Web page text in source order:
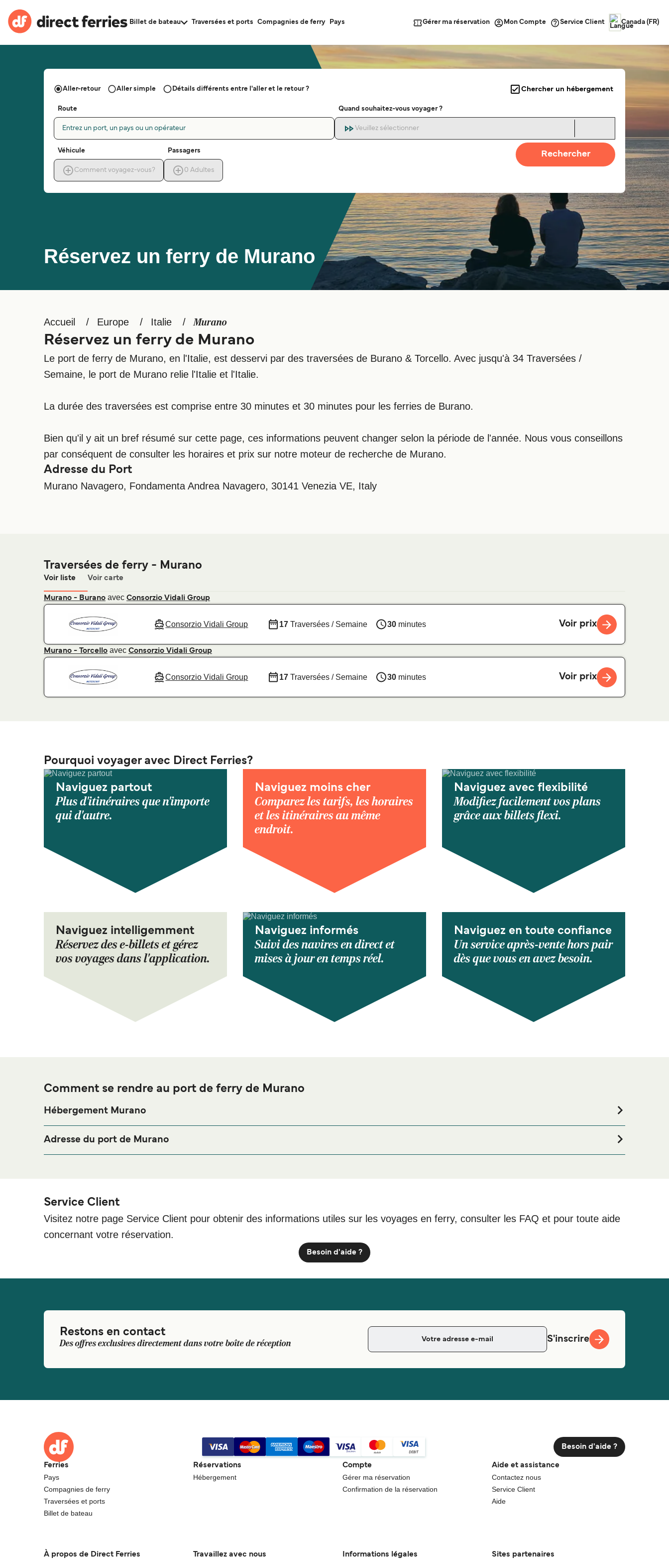
Billet de bateau Traversées et ports Compagnies de ferry Pays Gérer ma réservation Mon Compte Service Client Canada (FR)
Réservez un ferry de Murano
Aller-retour Aller simple Détails différents entre l'aller et le retour ? Chercher un hébergement
Route
Entrez un port, un pays ou un opérateur
Quand souhaitez-vous voyager ?
Veuillez sélectionner
Véhicule
Comment voyagez-vous?
Passagers
0 Adultes
Rechercher
Accueil Europe Italie Murano
Réservez un ferry de Murano
Le port de ferry de Murano, en l'Italie, est desservi par des traversées de Burano & Torcello. Avec jusqu'à 34 Traversées /
Semaine, le port de Murano relie l'Italie et l'Italie.
La durée des traversées est comprise entre 30 minutes et 30 minutes pour les ferries de Burano.
Bien qu'il y ait un bref résumé sur cette page, ces informations peuvent changer selon la période de l'année. Nous vous conseillons
par conséquent de consulter les horaires et prix sur notre moteur de recherche de Murano.
Adresse du Port
Murano Navagero, Fondamenta Andrea Navagero, 30141 Venezia VE, Italy
Traversées de ferry - Murano
Voir liste Voir carte
Murano - Burano avec Consorzio Vidali Group
Consorzio Vidali Group 17 Traversées / Semaine 30 minutes Voir prix
Murano - Torcello avec Consorzio Vidali Group
Consorzio Vidali Group 17 Traversées / Semaine 30 minutes Voir prix
Pourquoi voyager avec Direct Ferries?
Naviguez partout
Plus d'itinéraires que n'importe
qui d'autre.
Naviguez moins cher
Comparez les tarifs, les horaires
et les itinéraires au même
endroit.
Naviguez avec flexibilité
Modifiez facilement vos plans
grâce aux billets flexi.
Naviguez intelligemment
Réservez des e-billets et gérez
vos voyages dans l'application.
Naviguez informés
Suivi des navires en direct et
mises à jour en temps réel.
Naviguez en toute confiance
Un service après-vente hors pair
dès que vous en avez besoin.
Comment se rendre au port de ferry de Murano
Hébergement Murano
merci de bien vouloir visiter notre page
Adresse du port de Murano
Service Client
Visitez notre page Service Client pour obtenir des informations utiles sur les voyages en ferry, consulter les FAQ et pour toute aide
concernant votre réservation.
Besoin d'aide ?
Restons en contact
Des offres exclusives directement dans votre boîte de réception S'inscrire
Besoin d'aide ?
Ferries
Pays
Compagnies de ferry
Traversées et ports
Billet de bateau
Réservations
Hébergement
Compte
Gérer ma réservation
Confirmation de la réservation
Aide et assistance
Contactez nous
Service Client
Aide
À propos de Direct Ferries Travaillez avec nous Informations légales Sites partenaires